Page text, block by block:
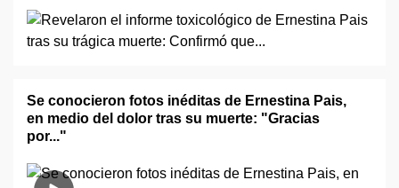
Se conocieron fotos inéditas de Ernestina Pais,
en medio del dolor tras su muerte: "Gracias
por..."